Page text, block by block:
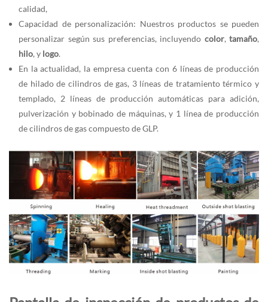
calidad,
Capacidad de personalización: Nuestros productos se pueden
personalizar según sus preferencias, incluyendo color, tamaño,
hilo, y logo.
En la actualidad, la empresa cuenta con 6 líneas de producción
de hilado de cilindros de gas, 3 líneas de tratamiento térmico y
templado, 2 líneas de producción automáticas para adición,
pulverización y bobinado de máquinas, y 1 línea de producción
de cilindros de gas compuesto de GLP.